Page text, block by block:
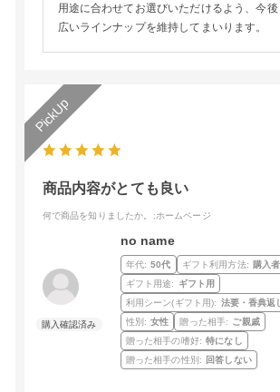
用途に合わせてお選びいただけるよう、今
広いラインナップを維持してまいります。
商品内容がとても良い
何で商品を知りましたか。 :ホームページ
no name
年代: 50代 ギフト利用方法: 購入者
ギフト用途:
ギフト用
利用シーン(ギフト用): 法要・香典返
性別: 女性 贈った相手: ご親戚
贈った相手の嗜好: 特になし
贈った相手の性別:
回答しない